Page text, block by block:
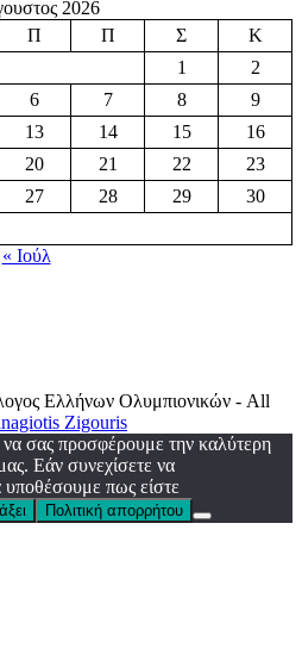
2026
Π Π Σ
Κ
1
2
6 7 8
9
13 14 15
16
20 21 22
23
27 28 29
30
« Ιούλ
Ελλήνων Ολυμπιονικών - All
Zigouris
σας προσφέρουμε την καλύτερη
Εάν συνεχίσετε να
υποθέσουμε πως είστε
Πολιτική απορρήτου